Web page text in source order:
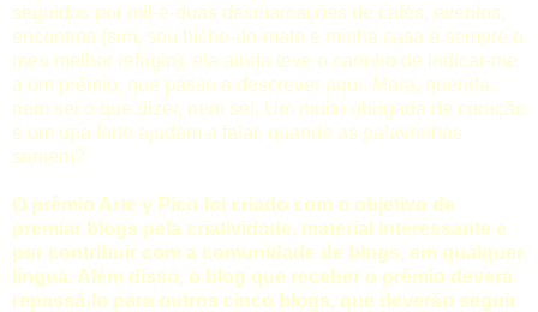
seguidos por mil-e-duas desmarcações de cafés, eventos,
encontros (sim, sou bicho-do-mato e minha casa é sempre o
meu melhor refúgio), ela ainda teve o carinho de indicar-me
a um prêmio, que passo a descrever aqui. Mara, querida,
nem sei o que dizer, nem sei. Um muito obrigada de coração
e um upa forte ajudam a falar, quando as palavrinhas
somem?
O prêmio Arte y Pico foi criado com o objetivo de
premiar blogs pela criatividade, material interessante e
por contribuir com a comunidade de blogs, em qualquer
língua. Além disso, o blog que receber o prêmio deverá
repassá-lo para outros cinco blogs, que deverão seguir